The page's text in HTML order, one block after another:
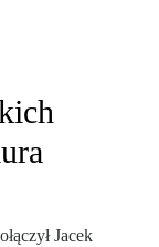
Jacek